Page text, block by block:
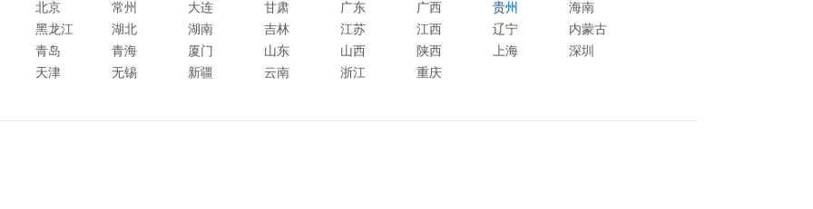
北京 常州 大连 甘肃 广东 广西 贵州
海南
黑龙江
湖北 湖南 吉林 江苏 江西 辽宁
内蒙古
青岛
青海 厦门 山东 山西 陕西 上海
深圳
天津
无锡 新疆 云南 浙江 重庆